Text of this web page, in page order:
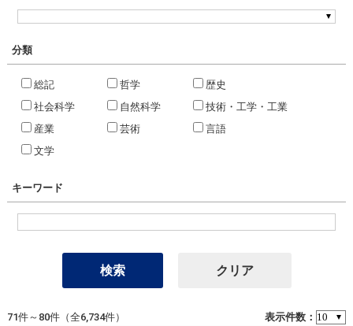
分類
総記 哲学
歴史
社会科学
自然科学
技術・工学・工業
産業
芸術
言語
文学
キーワード
表示件数：
71件～80件（全6,734件）